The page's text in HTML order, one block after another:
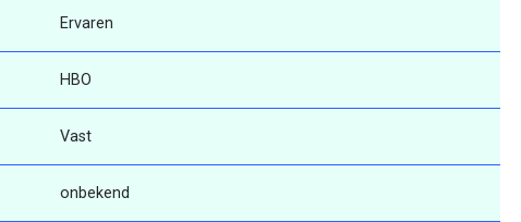
Ervaren
HBO
Vast
onbekend